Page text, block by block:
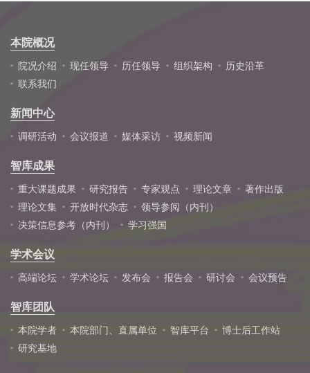
本院概况
院况介绍 现任领导 历任领导 组织架构
历史沿革
联系我们
新闻中心
调研活动 会议报道 媒体采访 视频新闻
智库成果
重大课题成果 研究报告 专家观点 理论文章
著作出版
理论文集
开放时代杂志
领导参阅（内刊）
决策信息参考（内刊）
学习强国
学术会议
高端论坛 学术论坛 发布会 报告会 研讨会 会议预告
智库团队
本院学者 本院部门、直属单位 智库平台
博士后工作站
研究基地